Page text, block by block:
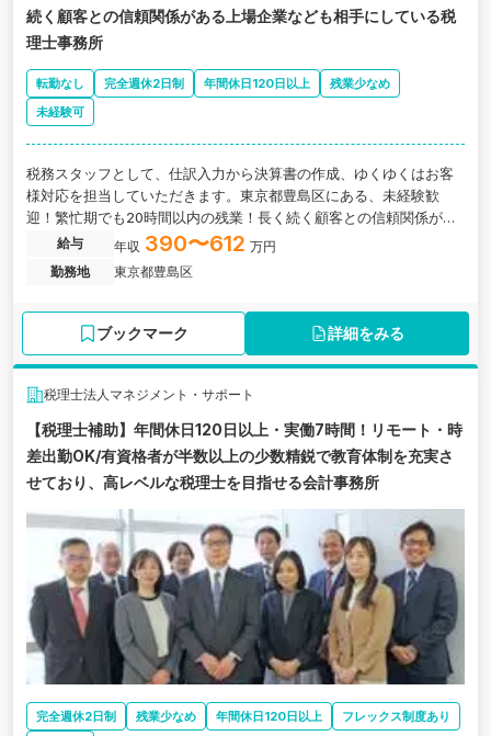
続く顧客との信頼関係がある上場企業なども相手にしている税
理士事務所
転勤なし 完全週休2日制 年間休日120日以上
残業少なめ
未経験可
税務スタッフとして、仕訳入力から決算書の作成、ゆくゆくはお客
様対応を担当していただきます。東京都豊島区にある、未経験歓
迎！繁忙期でも20時間以内の残業！長く続く顧客との信頼関係があ
る税理士事務所の求人です。
給与 年収 390〜612 万円
勤務地
東京都豊島区
ブックマーク 詳細をみる
税理士法人マネジメント・サポート
【税理士補助】年間休日120日以上・実働7時間！リモート・時
差出勤OK/有資格者が半数以上の少数精鋭で教育体制を充実さ
せており、高レベルな税理士を目指せる会計事務所
完全週休2日制 残業少なめ 年間休日120日以上
フレックス制度あり